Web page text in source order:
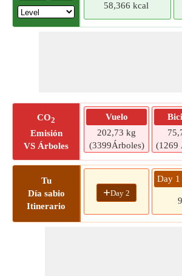
58,366 kcal
CO2
Emisión
VS Árboles
Vuelo
202,73 kg
(3399Árboles)
(1269
Tu
Día sabio
Itinerario
+Day 2
Day 1